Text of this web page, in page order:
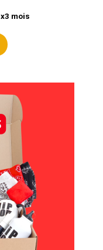
x3 mois